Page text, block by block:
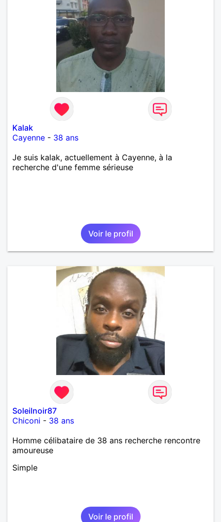
Kalak
Cayenne - 38 ans
Je suis kalak, actuellement à Cayenne, à la
recherche d'une femme sérieuse
Voir le profil
Soleilnoir87
Chiconi - 38 ans
Homme célibataire de 38 ans recherche rencontre
amoureuse
Simple
Voir le profil